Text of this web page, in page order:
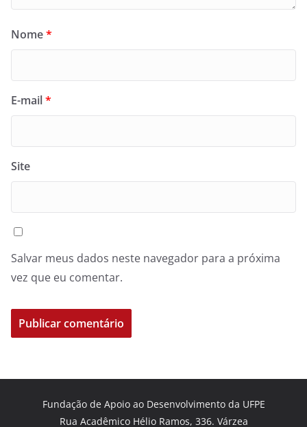
Nome*
E-mail*
Site
Salvar meus dados neste navegador para a próxima
vez que eu comentar.
Fundação de Apoio ao Desenvolvimento da UFPE
Rua Acadêmico Hélio Ramos, 336. Várzea